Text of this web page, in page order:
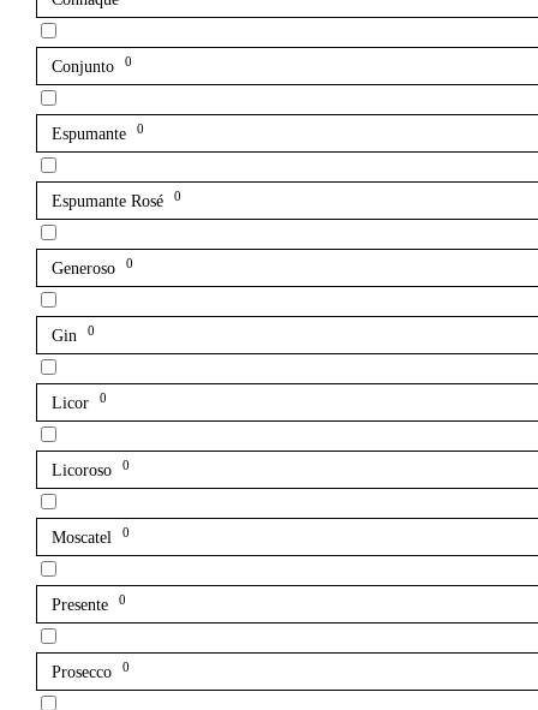
Conjunto 0
Espumante 0
Espumante Rosé 0
Generoso 0
Gin 0
Licor 0
Licoroso 0
Moscatel 0
Presente 0
Prosecco 0